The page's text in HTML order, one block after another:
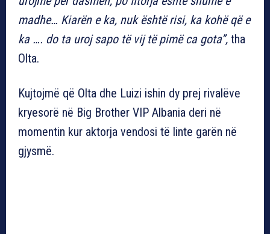
madhe… Kiarën e ka, nuk është risi, ka kohë që e
ka …. do ta uroj sapo të vij të pimë ca gota”, tha
Olta.
Kujtojmë që Olta dhe Luizi ishin dy prej rivalëve
kryesorë në Big Brother VIP Albania deri në
momentin kur aktorja vendosi të linte garën në
gjysmë.